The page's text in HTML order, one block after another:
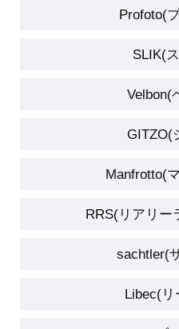
Profoto(
SLIK(
Velbon(
GITZO(
Manfrotto(
RRS(リアリー
sachtler(
Libec(リ